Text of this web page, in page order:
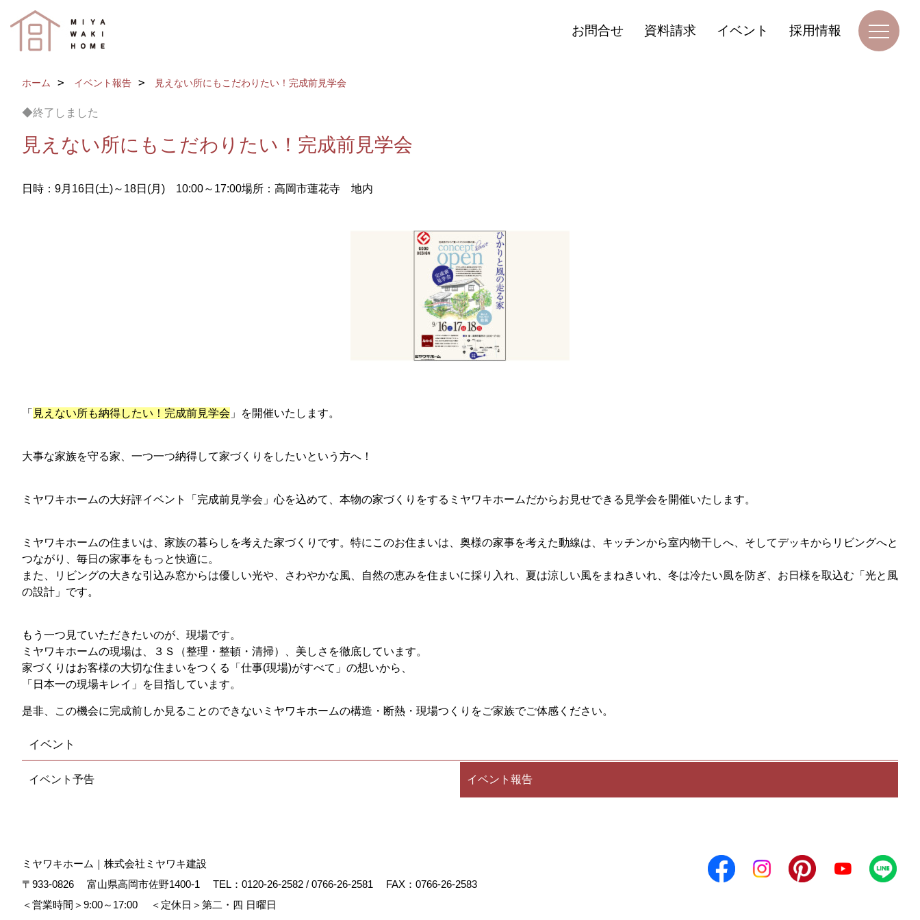
お問合せ 資料請求 イベント 採用情報
ホーム イベント報告 見えない所にもこだわりたい！完成前見学会
◆終了しました
見えない所にもこだわりたい！完成前見学会
日時：9月16日(土)～18日(月) 10:00～17:00場所：高岡市蓮花寺 地内
「 見えない所も納得したい！完成前見学会 」を開催いたします。
大事な家族を守る家、一つ一つ納得して家づくりをしたいという方へ！
ミヤワキホームの大好評イベント「完成前見学会」心を込めて、本物の家づくりをするミヤワキホームだからお見せできる見学会を開催いたします。
ミヤワキホームの住まいは、家族の暮らしを考えた家づくりです。特にこのお住まいは、奥様の家事を考えた動線は、キッチンから室内物干しへ、そしてデッキからリビングへと
つながり、毎日の家事をもっと快適に。
また、リビングの大きな引込み窓からは優しい光や、さわやかな風、自然の恵みを住まいに採り入れ、夏は涼しい風をまねきいれ、冬は冷たい風を防ぎ、お日様を取込む「光と風
の設計」です。
もう一つ見ていただきたいのが、現場です。
ミヤワキホームの現場は、３Ｓ（整理・整頓・清掃）、美しさを徹底しています。
家づくりはお客様の大切な住まいをつくる「仕事(現場)がすべて」の想いから、
「日本一の現場キレイ」を目指しています。
是非、この機会に完成前しか見ることのできないミヤワキホームの構造・断熱・現場つくりをご家族でご体感ください。
イベント
イベント予告 イベント報告
ミヤワキホーム｜株式会社ミヤワキ建設
〒933-0826
富山県高岡市佐野1400-1 TEL： 0120-26-2582 / 0766-26-2581
FAX：0766-26-2583
＜営業時間＞9:00～17:00
＜定休日＞第二・四 日曜日